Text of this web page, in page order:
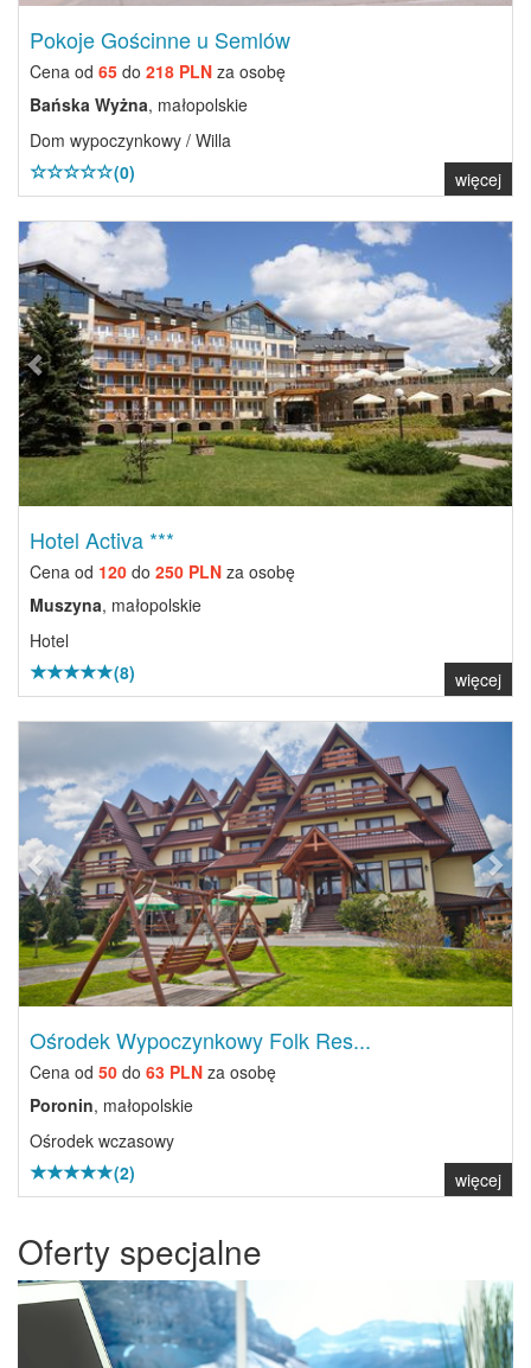
Pokoje Gościnne u Semlów
Cena od 65 do 218 PLN za osobę
Bańska Wyżna, małopolskie
Dom wypoczynkowy / Willa
(0)
więcej
Previous Next
Hotel Activa ***
Cena od 120 do 250 PLN za osobę
Muszyna, małopolskie
Hotel
(8)
więcej
Ośrodek Wypoczynkowy Folk Res...
Cena od 50 do 63 PLN za osobę
Poronin, małopolskie
Ośrodek wczasowy
(2)
więcej
Oferty specjalne